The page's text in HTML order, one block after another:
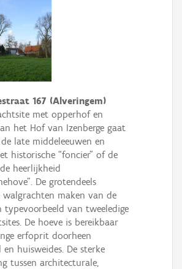
167 (Alveringem)
met opperhof en
het Hof van Izenberge gaat
late middeleeuwen en
historische “foncier” of de
heerlijkheid
De grotendeels
walgrachten maken van de
typevoorbeeld van tweeledige
De hoeve is bereikbaar
erfoprit doorheen
huisweides. De sterke
tussen architecturale,